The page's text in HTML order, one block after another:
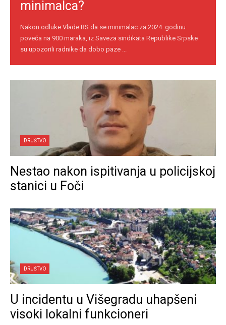
minimalca?
Nakon odluke Vlade RS da se minimalac za 2024. godinu
poveća na 900 maraka, iz Saveza sindikata Republike Srpske
su upozorili radnike da dobo paze ...
DRUŠTVO
Nestao nakon ispitivanja u policijskoj
stanici u Foči
DRUŠTVO
U incidentu u Višegradu uhapšeni
visoki lokalni funkcioneri